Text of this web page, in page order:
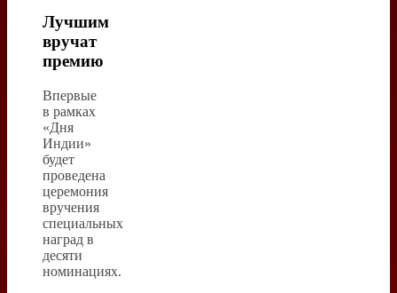
Лучшим
вручат
премию
Впервые
в рамках
«Дня
Индии»
будет
проведена
церемония
вручения
специальных
наград в
десяти
номинациях.